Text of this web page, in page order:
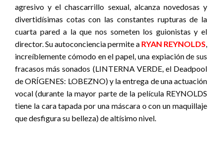
agresivo y el chascarrillo sexual, alcanza novedosas y
divertidísimas cotas con las constantes rupturas de la
cuarta pared a la que nos someten los guionistas y el
director. Su autoconciencia permite a RYAN REYNOLDS,
increíblemente cómodo en el papel, una expiación de sus
fracasos más sonados (LINTERNA VERDE, el Deadpool
de ORÍGENES: LOBEZNO) y la entrega de una actuación
vocal (durante la mayor parte de la película REYNOLDS
tiene la cara tapada por una máscara o con un maquillaje
que desfigura su belleza) de altísimo nivel.